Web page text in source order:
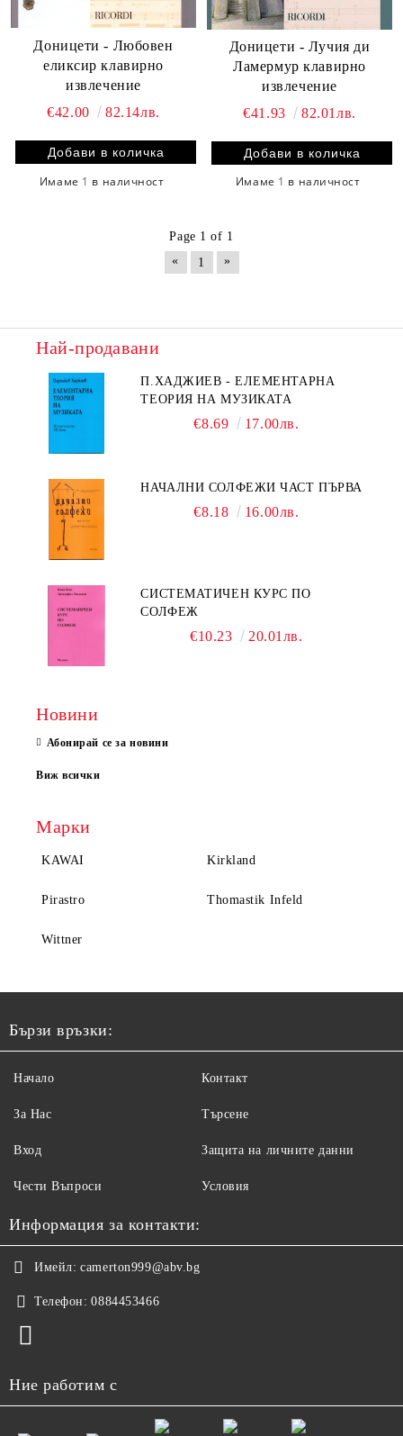
Доницети - Любовен
еликсир клавирно
извлечение
€42.00
82.14лв.
Имаме 1 в наличност
Доницети - Лучия ди
Ламермур клавирно
извлечение
€41.93
82.01лв.
Имаме 1 в наличност
Page 1 of 1
«
1 »
Най-продавани
П.ХАДЖИЕВ - ЕЛЕМЕНТАРНА
ТЕОРИЯ НА МУЗИКАТА
€8.69 17.00лв.
НАЧАЛНИ СОЛФЕЖИ ЧАСТ ПЪРВА
€8.18 16.00лв.
СИСТЕМАТИЧЕН КУРС ПО
СОЛФЕЖ
€10.23 20.01лв.
Новини
Абонирай се за новини
Виж всички
Марки
KAWAI Kirkland
Pirastro Thomastik Infeld
Wittner
Бързи връзки:
Начало
За Нас
Вход
Чести Въпроси
Контакт
Търсене
Защита на личните данни
Условия
Информация за контакти:
Имейл: camerton999@abv.bg
Телефон: 0884453466
Ние работим с